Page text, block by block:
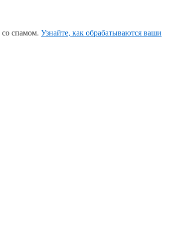
со спамом. Узнайте, как обрабатываются ваши